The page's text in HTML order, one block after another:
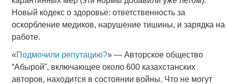
Новый кодекс о здоровье: ответственность за
оскорбление медиков, нарушение тишины, и зарядка на
работе.
«Подмочили репутацию?» — Авторское общество
“Абырой”, включающее около 600 казахстанских
авторов, находится в состоянии войны. Что не могут